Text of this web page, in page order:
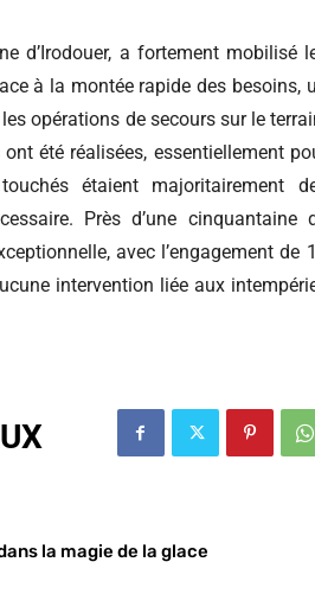
d’Irodouer, a fortement mobilisé
à la montée rapide des besoins,
opérations de secours sur le
été réalisées, essentiellement
étaient majoritairement
Près d’une cinquantaine
avec l’engagement de
intervention liée aux
la magie de la glace